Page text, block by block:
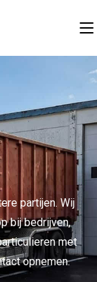
partijen. Wij
bij bedrijven,
met
opnemen.